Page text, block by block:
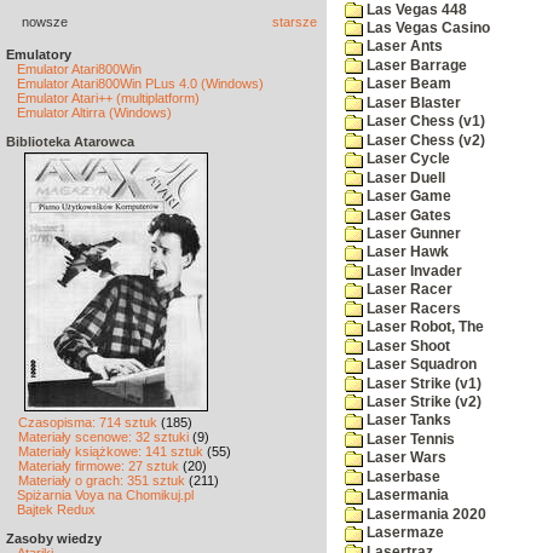
nowsze starsze
Emulatory
Emulator Atari800Win
Emulator Atari800Win PLus 4.0 (Windows)
Emulator Atari++ (multiplatform)
Emulator Altirra (Windows)
Biblioteka Atarowca
Czasopisma: 714 sztuk (185)
Materiały scenowe: 32 sztuki (9)
Materiały książkowe: 141 sztuk (55)
Materiały firmowe: 27 sztuk (20)
Materiały o grach: 351 sztuk (211)
Spiżarnia Voya na Chomikuj.pl
Bajtek Redux
Zasoby wiedzy
Las Vegas 448
Las Vegas Casino
Laser Ants
Laser Barrage
Laser Beam
Laser Blaster
Laser Chess (v1)
Laser Chess (v2)
Laser Cycle
Laser Duell
Laser Game
Laser Gates
Laser Gunner
Laser Hawk
Laser Invader
Laser Racer
Laser Racers
Laser Robot, The
Laser Shoot
Laser Squadron
Laser Strike (v1)
Laser Strike (v2)
Laser Tanks
Laser Tennis
Laser Wars
Laserbase
Lasermania
Lasermania 2020
Lasermaze